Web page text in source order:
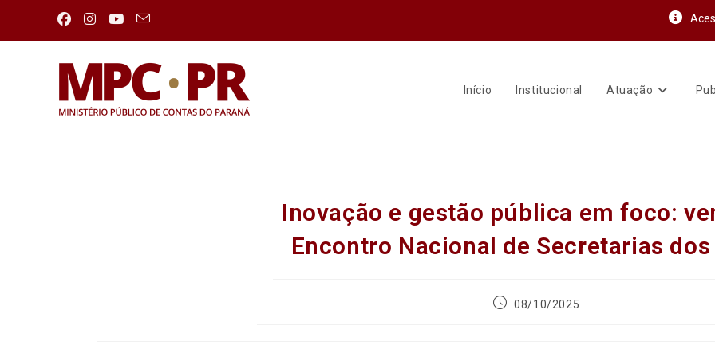
Início Institucional Atuação
Inovação e gestão pública em foco:
Encontro Nacional de Secretarias dos
08/10/2025